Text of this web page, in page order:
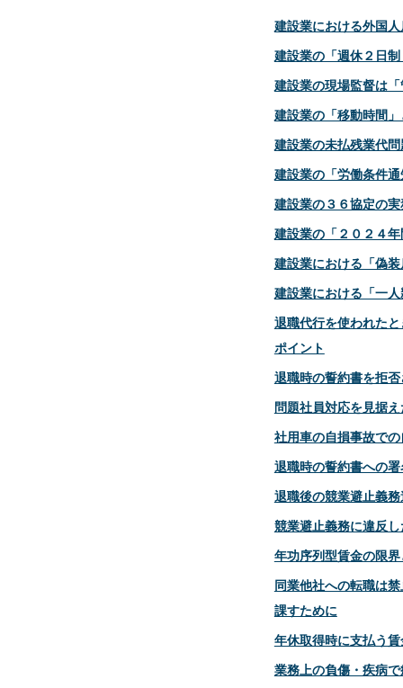
建設業における外国
建設業の「週休２日
建設業の現場監督は
建設業の「移動時間
建設業の未払残業代
建設業の「労働条件
建設業の３６協定の
建設業の「２０２４
建設業における「偽
建設業における「一
退職代行を使われた
ポイント
退職時の誓約書を拒
問題社員対応を見据
社用車の自損事故で
退職時の誓約書への
退職後の競業避止義
競業避止義務に違反
年功序列型賃金の限
同業他社への転職は
課すために
年休取得時に支払う
業務上の負傷・疾病